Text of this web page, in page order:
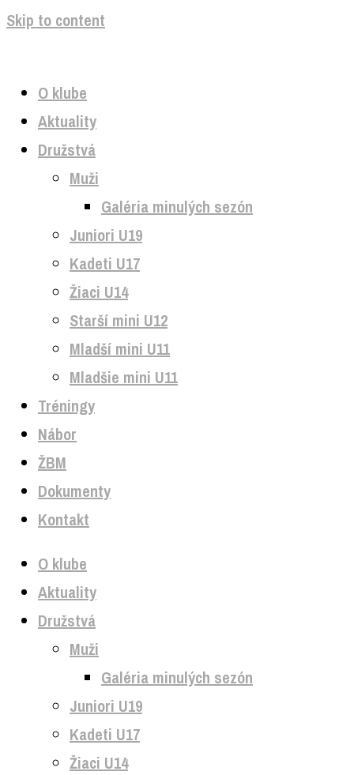
Skip to content
O klube
Aktuality
Družstvá
Muži
Galéria minulých sezón
Juniori U19
Kadeti U17
Žiaci U14
Starší mini U12
Mladší mini U11
Mladšie mini U11
Tréningy
Nábor
ŽBM
Dokumenty
Kontakt
O klube
Aktuality
Družstvá
Muži
Galéria minulých sezón
Juniori U19
Kadeti U17
Žiaci U14